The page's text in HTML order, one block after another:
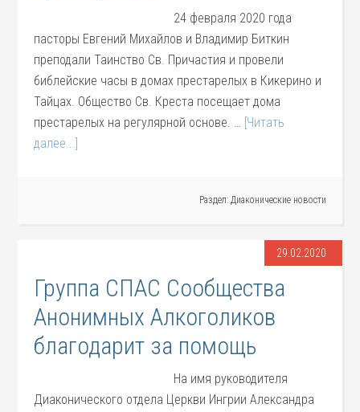
24 февраля 2020 года
пасторы Евгений Михайлов и Владимир Биткин
преподали Таинство Св. Причастия и провели
библейские часы в домах престарелых в Кикерино и
Тайцах. Общество Св. Креста посещает дома
престарелых на регулярной основе. … [Читать
далее...]
Раздел: Диаконические новости
29.02.2020
Группа СПАС Сообщества
Анонимных Алкоголиков
благодарит за помощь
На имя руководителя
Диаконического отдела Церкви Ингрии Александра